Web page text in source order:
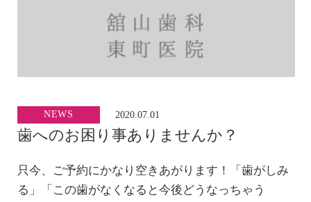
NEWS 2020.07.01
歯へのお困り事ありませんか？
只今、ご予約にかなり空きあがります！「歯がしみ
る」「この歯がなくなると今後どうなっちゃう